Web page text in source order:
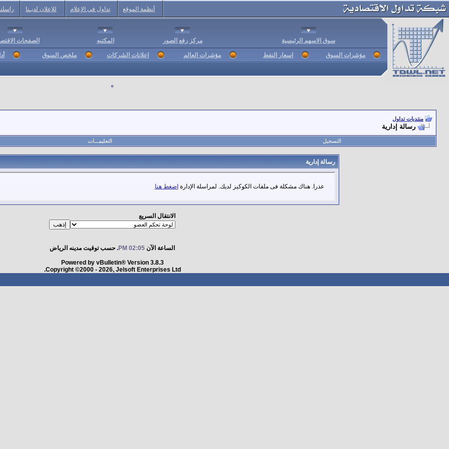
أنظمة الموقع تداول في الإعلام للإعلان لديـنا
سوق الاسهم الرئيسية مركز رفع الصور المكتبه الصفحات
مؤشرات السوق اسعار النفط مؤشرات العالم اعلانات الشركات ملخص السوق
منتديات تداول
رسالة إدارية
التسجيل التعليمـــات
رسالة إدارية
عذرا. هناك مشكلة فى ملفات الكوكيز لديك. لمراسلة الإدارة اضغط هنا
الانتقال السريع
الساعة الآن 02:05 PM . حسب توقيت مدينه الرياض
Powered by vBulletin® Version 3.8.3
Copyright ©2000 - 2026, Jelsoft Enterprises Ltd.